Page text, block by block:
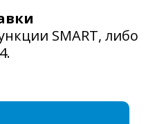
SMART, либо